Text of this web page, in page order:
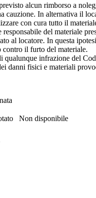
alcun rimborso a
cauzione. In alternativa il
con cura tutto il
responsabile del materiale
al locatore. In questa
contro il furto del materiale.
qualunque infrazione del
danni fisici e materiali
Non disponibile